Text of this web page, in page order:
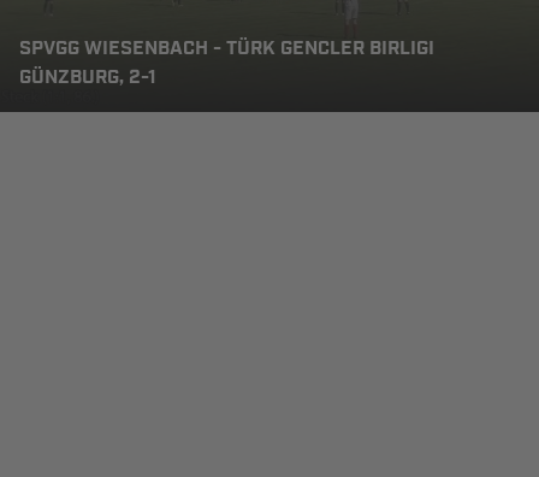
SPVGG WIESENBACH - TÜRK GENCLER BIRLIGI
GÜNZBURG, 2-1